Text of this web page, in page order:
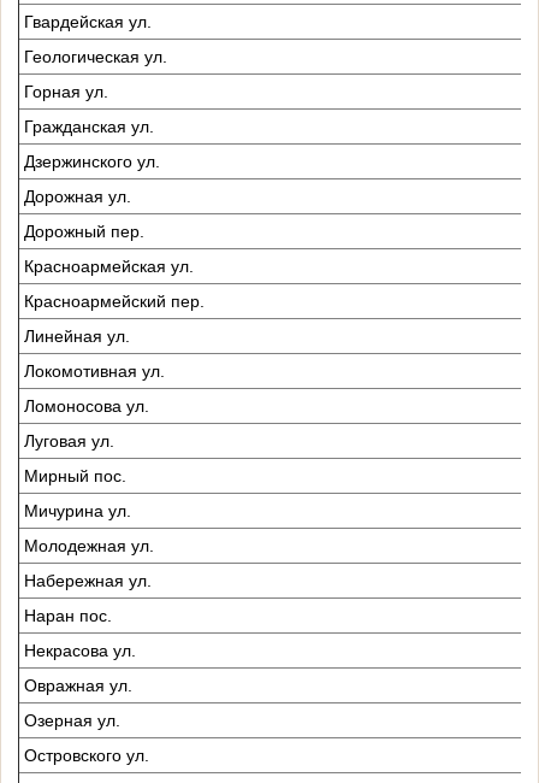
Гвардейская ул.
Геологическая ул.
Горная ул.
Гражданская ул.
Дзержинского ул.
Дорожная ул.
Дорожный пер.
Красноармейская ул.
Красноармейский пер.
Линейная ул.
Локомотивная ул.
Ломоносова ул.
Луговая ул.
Мирный пос.
Мичурина ул.
Молодежная ул.
Набережная ул.
Наран пос.
Некрасова ул.
Овражная ул.
Озерная ул.
Островского ул.